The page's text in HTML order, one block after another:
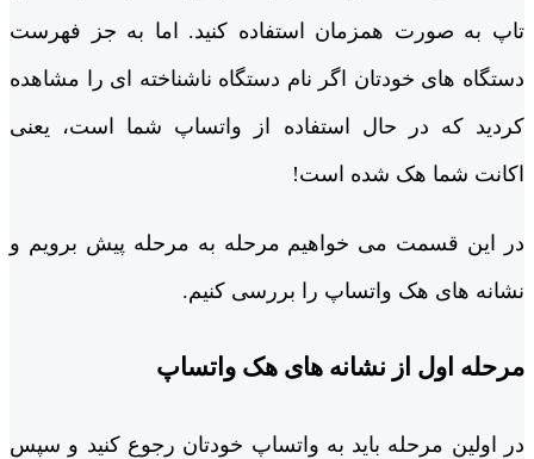
تاپ به صورت همزمان استفاده کنید. اما به جز فهرست
دستگاه ‌های خودتان اگر نام دستگاه ناشناخته ‌ای را مشاهده
کردید که در حال استفاده از واتساپ شما است، یعنی
اکانت شما هک شده است!
در این قسمت می ‌خواهیم مرحله به مرحله پیش برویم و
نشانه ‌های هک واتساپ را بررسی کنیم.
مرحله اول از نشانه های هک واتساپ
در اولین مرحله باید به واتساپ خودتان رجوع کنید و سپس